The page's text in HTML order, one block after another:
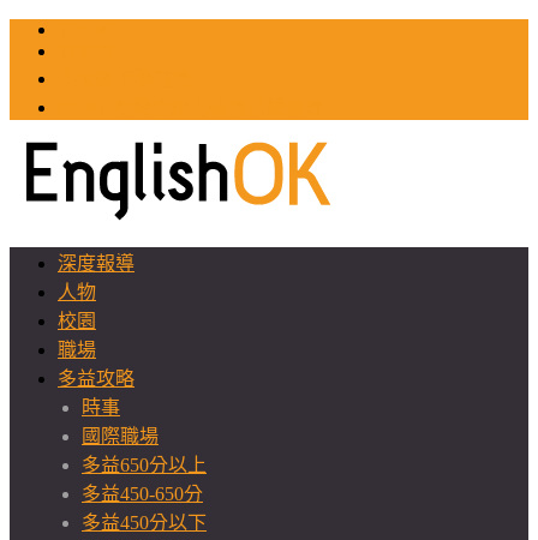
深度報導
人物
校園
職場
多益攻略
時事
國際職場
多益650分以上
多益450-650分
多益450分以下